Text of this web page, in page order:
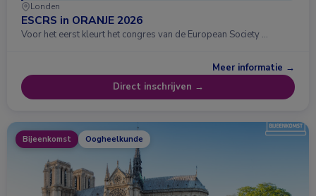
Londen
ESCRS in ORANJE 2026
Voor het eerst kleurt het congres van de European Society …
Meer informatie →
Direct inschrijven →
Bijeenkomst Oogheelkunde